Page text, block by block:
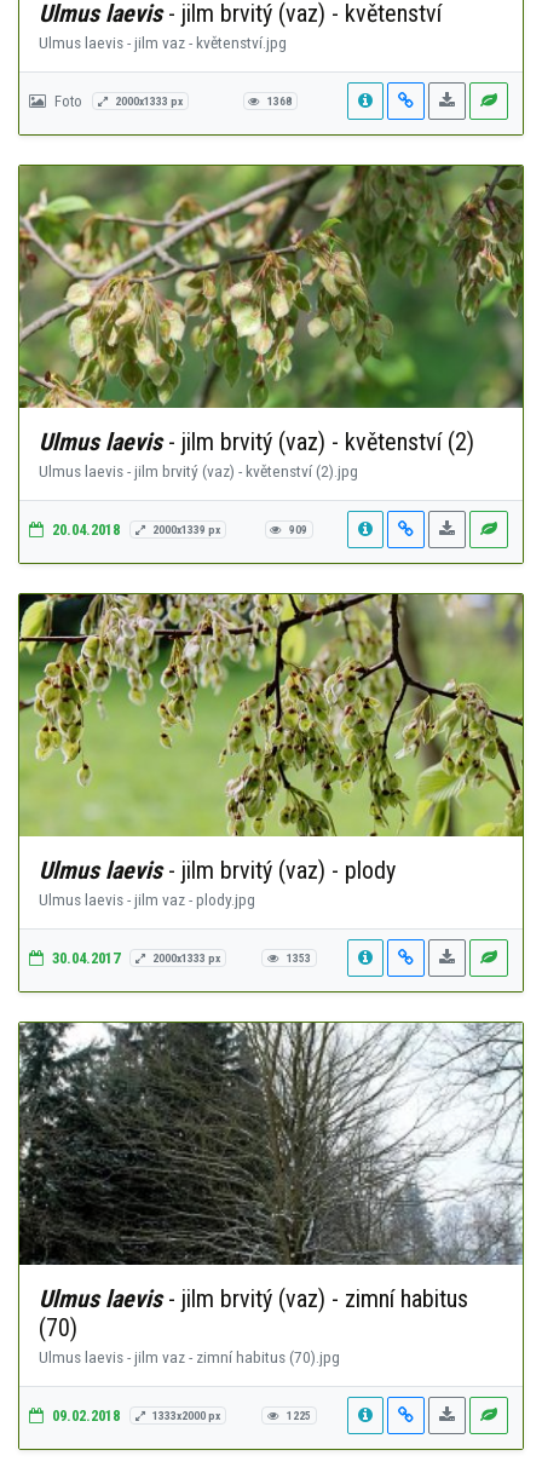
Ulmus laevis- jilm brvitý (vaz) - květenství
Ulmus laevis - jilm vaz - květenství.jpg
Foto 2000x1333 px 1368
Ulmus laevis- jilm brvitý (vaz) - květenství (2)
Ulmus laevis - jilm brvitý (vaz) - květenství (2).jpg
20.04.2018 2000x1339 px 909
Ulmus laevis- jilm brvitý (vaz) - plody
Ulmus laevis - jilm vaz - plody.jpg
30.04.2017 2000x1333 px 1353
Ulmus laevis- jilm brvitý (vaz) - zimní habitus
(70)
Ulmus laevis - jilm vaz - zimní habitus (70).jpg
09.02.2018 1333x2000 px 1225